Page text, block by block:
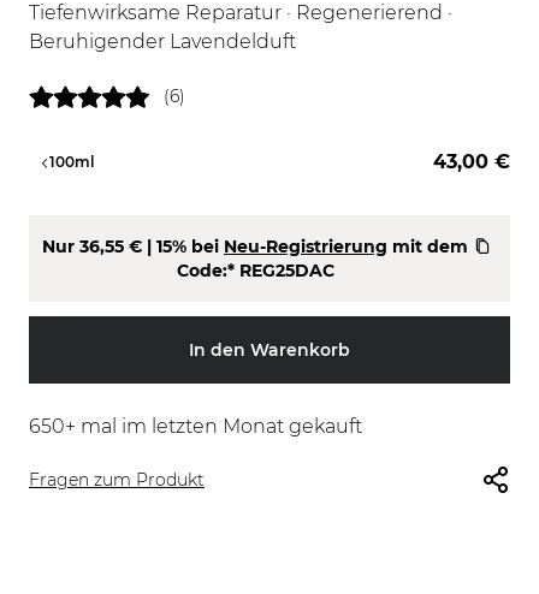
Tiefenwirksame Reparatur · Regenerierend ·
Beruhigender Lavendelduft
(6)
100ml 43,00 €
Nur 36,55 € | 15% bei Neu-Registrierung mit dem
Code:* REG25DAC
In den Warenkorb
650+ mal im letzten Monat gekauft
Fragen zum Produkt